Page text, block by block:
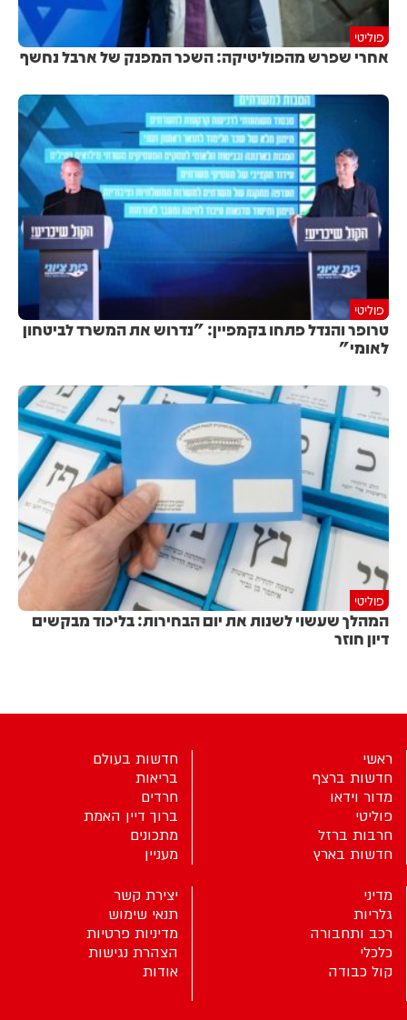
פוליטי
אחרי שפרש מהפוליטיקה: השכר המפנק של ארבל נחשף
פוליטי
טרופר והנדל פתחו בקמפיין: "נדרוש את המשרד לביטחון
לאומי"
פוליטי
המהלך שעשוי לשנות את יום הבחירות: בליכוד מבקשים
דיון חוזר
ראשי
חדשות ברצף
מדור וידאו
פוליטי
חרבות ברזל
חדשות בארץ
חדשות בעולם
בריאות
חרדים
ברוך דיין האמת
מתכונים
מעניין
מדיני
גלריות
רכב ותחבורה
כלכלי
קול כבודה
יצירת קשר
תנאי שימוש
מדיניות פרטיות
הצהרת נגישות
אודות